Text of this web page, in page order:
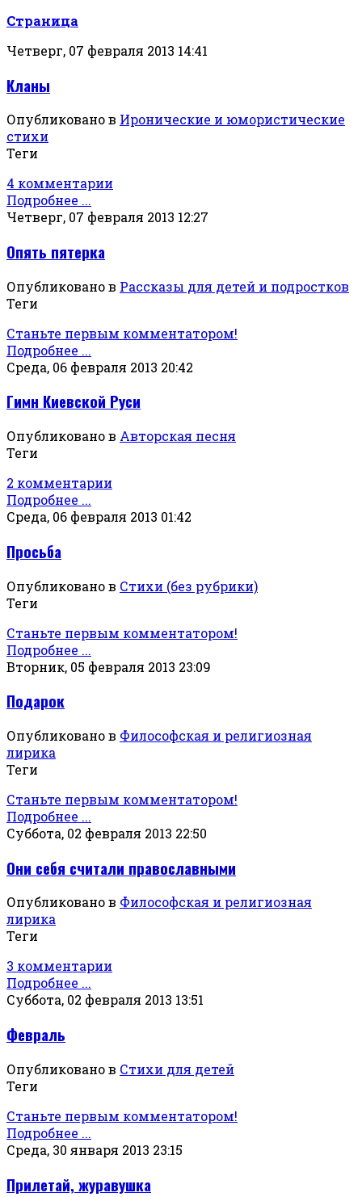
Страница
Четверг, 07 февраля 2013 14:41
Кланы
Опубликовано в Иронические и юмористические
стихи
Теги
4 комментарии
Подробнее ...
Четверг, 07 февраля 2013 12:27
Опять пятерка
Опубликовано в Рассказы для детей и подростков
Теги
Станьте первым комментатором!
Подробнее ...
Среда, 06 февраля 2013 20:42
Гимн Киевской Руси
Опубликовано в Авторская песня
Теги
2 комментарии
Подробнее ...
Среда, 06 февраля 2013 01:42
Просьба
Опубликовано в Стихи (без рубрики)
Теги
Станьте первым комментатором!
Подробнее ...
Вторник, 05 февраля 2013 23:09
Подарок
Опубликовано в Философская и религиозная
лирика
Теги
Станьте первым комментатором!
Подробнее ...
Суббота, 02 февраля 2013 22:50
Они себя считали православными
Опубликовано в Философская и религиозная
лирика
Теги
3 комментарии
Подробнее ...
Суббота, 02 февраля 2013 13:51
Февраль
Опубликовано в Стихи для детей
Теги
Станьте первым комментатором!
Подробнее ...
Среда, 30 января 2013 23:15
Прилетай, журавушка